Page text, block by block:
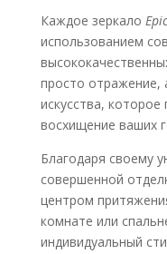
Каждое зеркало
использованием
просто отражение,
искусства,
восхищение ваших
Благодаря своему
совершенной
центром
комнате или
индивидуальный